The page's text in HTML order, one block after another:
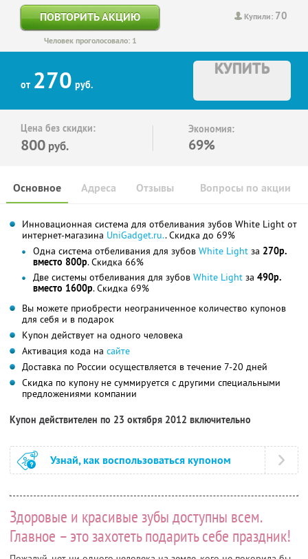
Купили: 70
ПОВТОРИТЬ АКЦИЮ
Человек проголосовало: 1
от 270 руб.
КУПИТЬ
Цена без скидки:
800 руб.
Экономия:
69%
Основное Отзывы Вопросы по акции
Адреса
Инновационная система для отбеливания зубов White Light от
интернет-магазина UniGadget.ru.. Скидка до 69%
Одна система отбеливания для зубов White Light за 270р.
вместо 800р. Скидка 66%
Две системы отбеливания для зубов White Light за 490р.
вместо 1600р. Скидка 69%
Вы можете приобрести неограниченное количество купонов
для себя и в подарок
Купон действует на одного человека
Активация кода на сайте
Доставка по России осуществляется в течение 7-20 дней
Скидка по купону не суммируется с другими специальными
предложениями компании
Купон действителен по 23 октября 2012 включительно
Узнай, как воспользоваться купоном
Здоровые и красивые зубы доступны всем.
Главное – это захотеть подарить себе праздник!